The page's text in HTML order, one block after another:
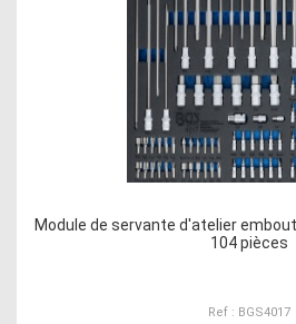
Module de servante d'atelier
104 pièces
Ref : BGS4017